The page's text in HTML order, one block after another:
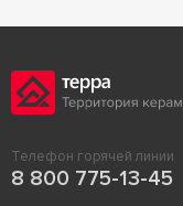
Телефон горячей линии
8 800 775-13-45